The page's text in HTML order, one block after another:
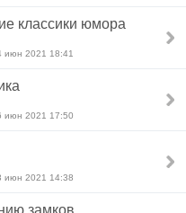
классики юмора
июн 2021 18:41
июн 2021 17:50
июн 2021 14:38
замков